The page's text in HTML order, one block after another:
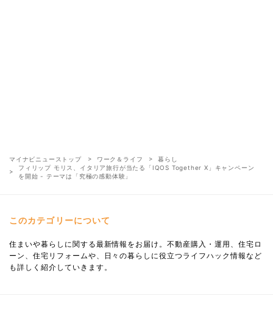
マイナビニューストップ ワーク＆ライフ
暮らし
フィリップ モリス、イタリア旅行が当たる「IQOS Together X」キャンペーン
を開始 - テーマは「究極の感動体験」
このカテゴリーについて
住まいや暮らしに関する最新情報をお届け。不動産購入・運用、住宅ロ
ーン、住宅リフォームや、日々の暮らしに役立つライフハック情報など
も詳しく紹介していきます。